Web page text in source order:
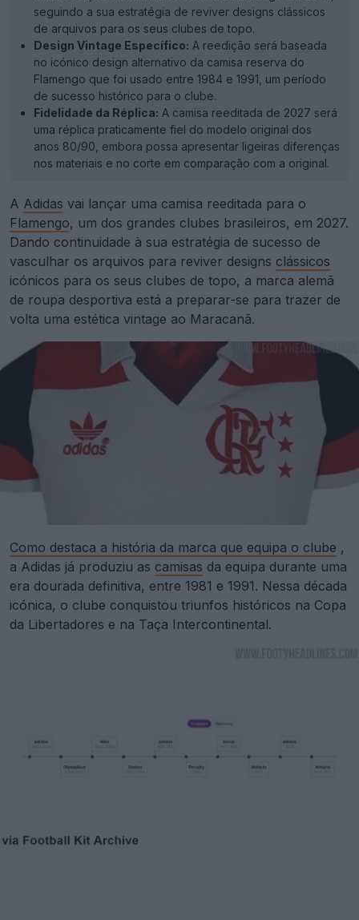
seguindo a sua estratégia de reviver designs clássicos
de arquivos para os seus clubes de topo.
Design Vintage Específico: A reedição será baseada
no icónico design alternativo da camisa reserva do
Flamengo que foi usado entre 1984 e 1991, um período
de sucesso histórico para o clube.
Fidelidade da Réplica: A camisa reeditada de 2027 será
uma réplica praticamente fiel do modelo original dos
anos 80/90, embora possa apresentar ligeiras diferenças
nos materiais e no corte em comparação com a original.
A Adidas vai lançar uma camisa reeditada para o
Flamengo, um dos grandes clubes brasileiros, em 2027.
Dando continuidade à sua estratégia de sucesso de
vasculhar os arquivos para reviver designs clássicos
icónicos para os seus clubes de topo, a marca alemã
de roupa desportiva está a preparar-se para trazer de
volta uma estética vintage ao Maracanã.
Como destaca a história da marca que equipa o clube ,
a Adidas já produziu as camisas da equipa durante uma
era dourada definitiva, entre 1981 e 1991. Nessa década
icónica, o clube conquistou triunfos históricos na Copa
da Libertadores e na Taça Intercontinental.